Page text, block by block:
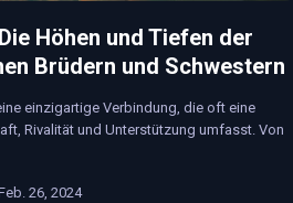
Höhen und Tiefen der
Brüdern und Schwestern
einzigartige Verbindung, die oft eine
Rivalität und Unterstützung umfasst. Von
26, 2024